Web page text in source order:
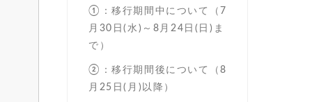
①：移行期間中について（7
月30日(水)～8月24日(日)ま
で）
②：移行期間後について（8
月25日(月)以降）